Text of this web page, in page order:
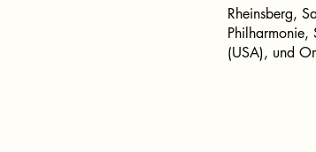
Rheinsberg,
Philharmonie,
(USA), und